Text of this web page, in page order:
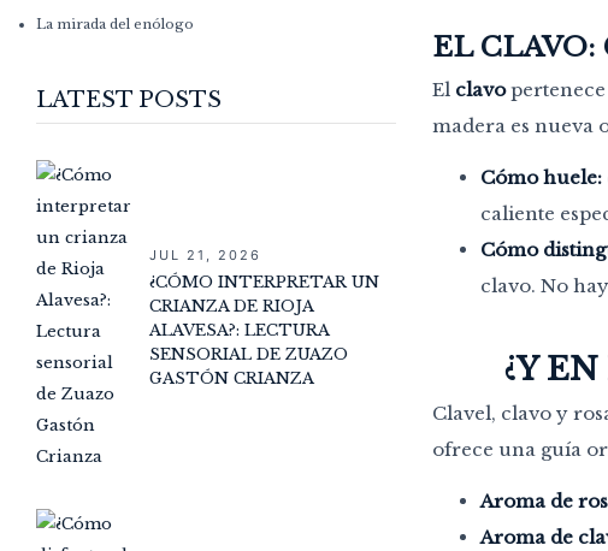
La mirada del enólogo
LATEST POSTS
JUL 21, 2026
¿CÓMO INTERPRETAR UN
CRIANZA DE RIOJA
ALAVESA?: LECTURA
SENSORIAL DE ZUAZO
GASTÓN CRIANZA
EL
El clavopertenece
madera es nueva
Cómo huele:
caliente
Cómo
clavo. No
¿Y
Clavel, clavo y
ofrece una guía
Aroma de
Aroma de